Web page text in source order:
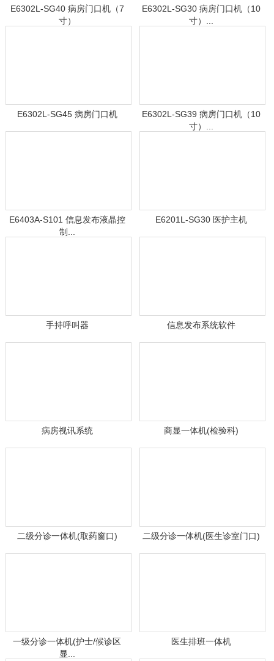
E6302L-SG40 病房门口机（7
寸）
E6302L-SG30 病房门口机（10
寸）...
E6302L-SG45 病房门口机
E6302L-SG39 病房门口机（10
寸）...
E6403A-S101 信息发布液晶控
制...
E6201L-SG30 医护主机
手持呼叫器 信息发布系统软件
病房视讯系统 商显一体机(检验科)
二级分诊一体机(取药窗口) 二级分诊一体机(医生诊室门口)
一级分诊一体机(护士/候诊区
显...
医生排班一体机